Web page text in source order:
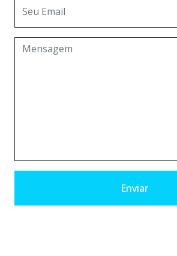
Enviar